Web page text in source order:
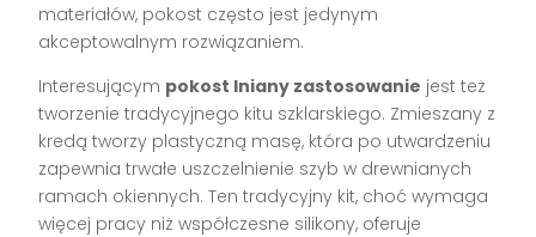
materiałów, pokost często jest jedynym
akceptowalnym rozwiązaniem.
Interesującym pokost lniany zastosowanie jest też
tworzenie tradycyjnego kitu szklarskiego. Zmieszany z
kredą tworzy plastyczną masę, która po utwardzeniu
zapewnia trwałe uszczelnienie szyb w drewnianych
ramach okiennych. Ten tradycyjny kit, choć wymaga
więcej pracy niż współczesne silikony, oferuje